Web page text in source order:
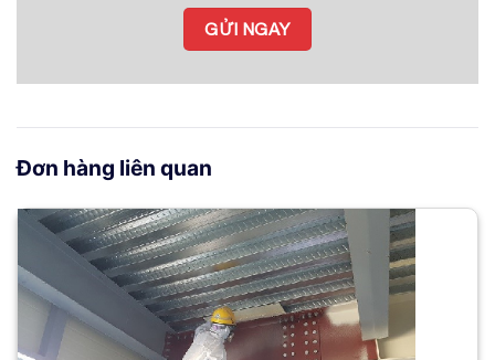
Đơn hàng liên quan